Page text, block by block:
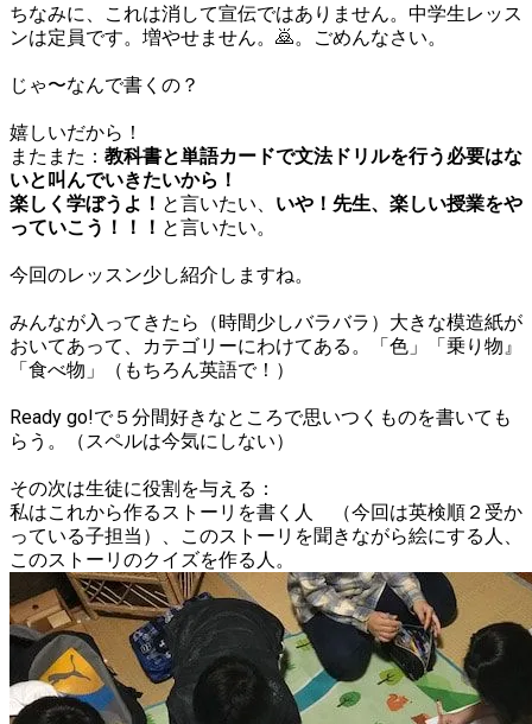
ちなみに、これは消して宣伝ではありません。中学生レッス
ンは定員です。増やせません。🙇。ごめんなさい。
じゃ〜なんで書くの？
嬉しいだから！
またまた： 教科書と単語カードで文法ドリルを行う必要はな
いと叫んでいきたいから！
楽しく学ぼうよ！ と言いたい、 いや！先生、楽しい授業をや
っていこう！！！ と言いたい。
今回のレッスン少し紹介しますね。
みんなが入ってきたら（時間少しバラバラ）大きな模造紙が
おいてあって、カテゴリーにわけてある。「色」「乗り物』
「食べ物」（もちろん英語で！）
Ready go!で５分間好きなところで思いつくものを書いても
らう。（スペルは今気にしない）
その次は生徒に役割を与える：
私はこれから作るストーリを書く人 （今回は英検順２受か
っている子担当）、このストーリを聞きながら絵にする人、
このストーリのクイズを作る人。